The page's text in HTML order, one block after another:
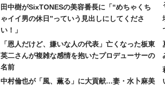
田中樹がSixTONESの美容番長に「“めちゃくち
ゃイイ男の休日”っていう見出しにしてくださ
い！」
「恩人だけど、嫌いな人の代表」亡くなった板東
英二さんが複雑な感情を抱いたプロデューサーの
名前
中村倫也が「風、薫る」に大貢献…妻・水卜麻美